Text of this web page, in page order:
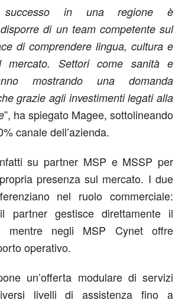
in una regione è
di un team competente sul
di comprendere lingua, cultura e
mercato. Settori come sanità e
mostrando una domanda
grazie agli investimenti legati alla
”, ha spiegato Magee, sottolineando
canale dell’azienda.
su partner MSP e MSSP per
presenza sul mercato. I due
nel ruolo commerciale:
partner gestisce direttamente il
mentre negli MSP Cynet offre
operativo.
un’offerta modulare di servizi
livelli di assistenza fino a